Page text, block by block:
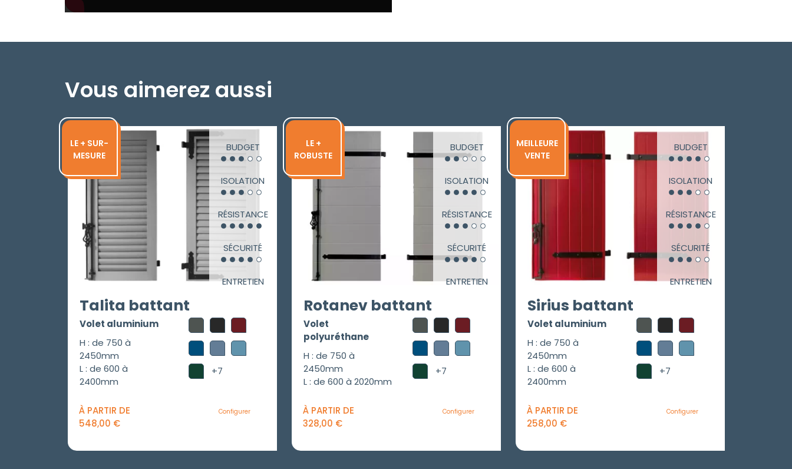
Vous aimerez aussi
LE + SUR-
MESURE
BUDGET
ISOLATION
RÉSISTANCE
SÉCURITÉ
ENTRETIEN
Talita battant
Volet aluminium
H : de 750 à
2450mm
L : de 600 à
2400mm
+7
À PARTIR DE
548,00 €
Configurer
LE +
ROBUSTE
BUDGET
ISOLATION
RÉSISTANCE
SÉCURITÉ
ENTRETIEN
Rotanev battant
Volet
polyuréthane
H : de 750 à
2450mm
L : de 600 à 2020mm
+7
À PARTIR DE
328,00 €
Configurer
MEILLEURE
VENTE
BUDGET
ISOLATION
RÉSISTANCE
SÉCURITÉ
ENTRETIEN
Sirius battant
Volet aluminium
H : de 750 à
2450mm
L : de 600 à
2400mm
+7
À PARTIR DE
258,00 €
Configurer